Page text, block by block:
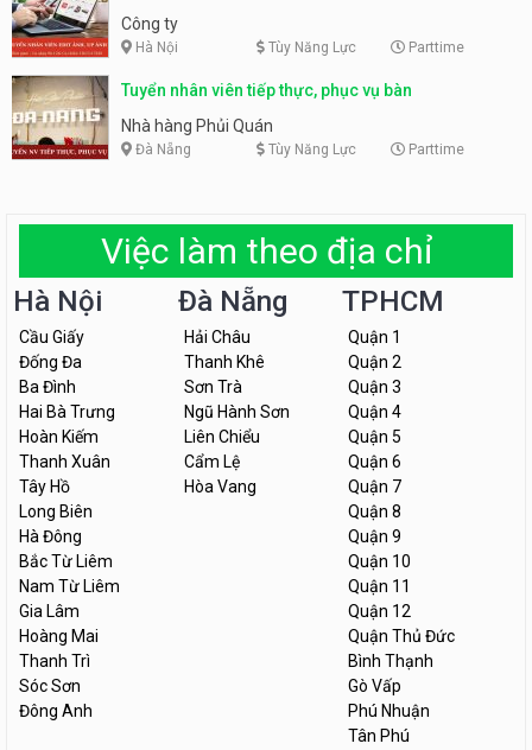
Công ty
Hà Nội Tùy Năng Lực Parttime
Tuyển nhân viên tiếp thực, phục vụ bàn
Nhà hàng Phủi Quán
Đà Nẵng Tùy Năng Lực Parttime
Việc làm theo địa chỉ
Hà Nội
Cầu Giấy
Đống Đa
Ba Đình
Hai Bà Trưng
Hoàn Kiếm
Thanh Xuân
Tây Hồ
Long Biên
Hà Đông
Bắc Từ Liêm
Nam Từ Liêm
Gia Lâm
Hoàng Mai
Thanh Trì
Sóc Sơn
Đông Anh
Đà Nẵng
Hải Châu
Thanh Khê
Sơn Trà
Ngũ Hành Sơn
Liên Chiểu
Cẩm Lệ
Hòa Vang
TPHCM
Quận 1
Quận 2
Quận 3
Quận 4
Quận 5
Quận 6
Quận 7
Quận 8
Quận 9
Quận 10
Quận 11
Quận 12
Quận Thủ Đức
Bình Thạnh
Gò Vấp
Phú Nhuận
Tân Phú